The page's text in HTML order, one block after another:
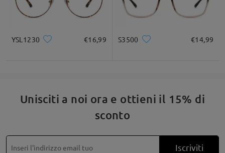
su Jan 1 , 2026
YSL1230 €16,99 S3500 €14,99
Unisciti a noi ora e ottieni il 15% di
sconto
Iscriviti